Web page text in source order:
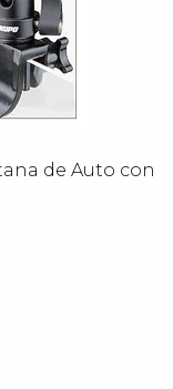
de Auto con